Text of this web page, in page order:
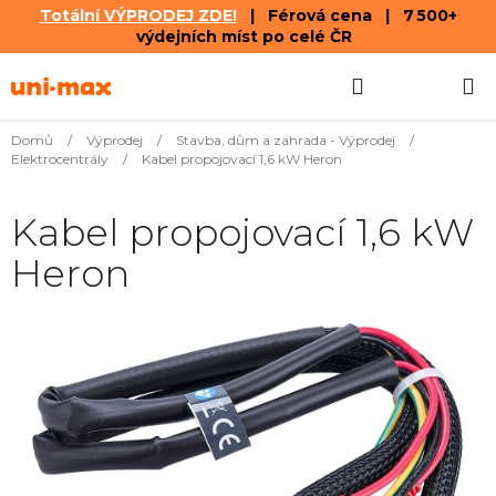
Totální VÝPRODEJ ZDE!| Férová cena | 7 500+
výdejních míst po celé ČR
na
KOŠÍK
Domů / Výprodej / Stavba, dům a zahrada - Výprodej
/
Elektrocentrály
/ Kabel propojovací 1,6 kW Heron
Kabel propojovací 1,6 kW
Heron